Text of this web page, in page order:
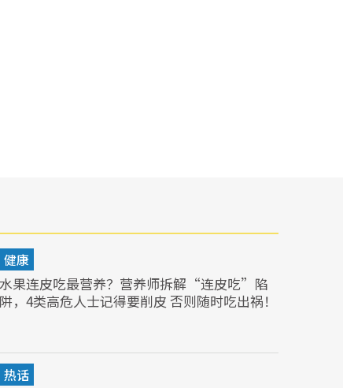
健康
水果连皮吃最营养？营养师拆解“连皮吃”陷
阱，4类高危人士记得要削皮 否则随时吃出祸！
热话